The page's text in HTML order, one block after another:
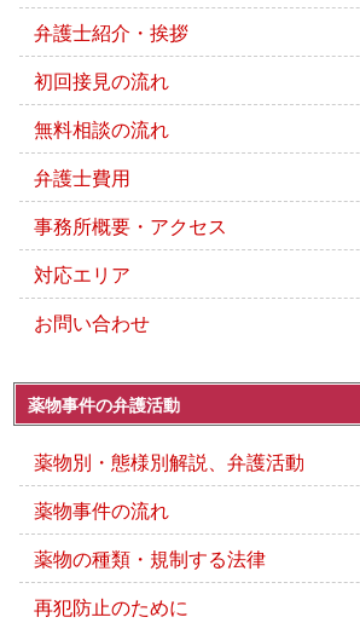
弁護士紹介・挨拶
初回接見の流れ
無料相談の流れ
弁護士費用
事務所概要・アクセス
対応エリア
お問い合わせ
薬物事件の弁護活動
薬物別・態様別解説、弁護活動
薬物事件の流れ
薬物の種類・規制する法律
再犯防止のために